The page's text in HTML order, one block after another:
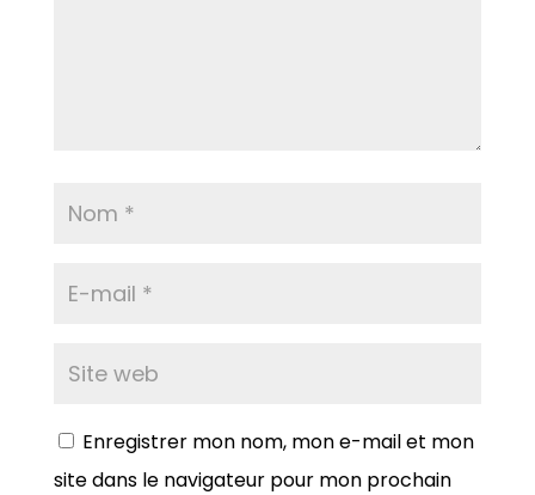
Enregistrer mon nom, mon e-mail et mon
site dans le navigateur pour mon prochain